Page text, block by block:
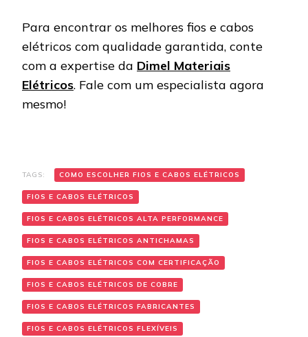
Para encontrar os melhores fios e cabos
elétricos com qualidade garantida, conte
com a expertise da Dimel Materiais
Elétricos. Fale com um especialista agora
mesmo!
TAGS: COMO ESCOLHER FIOS E CABOS ELÉTRICOS
FIOS E CABOS ELÉTRICOS
FIOS E CABOS ELÉTRICOS ALTA PERFORMANCE
FIOS E CABOS ELÉTRICOS ANTICHAMAS
FIOS E CABOS ELÉTRICOS COM CERTIFICAÇÃO
FIOS E CABOS ELÉTRICOS DE COBRE
FIOS E CABOS ELÉTRICOS FABRICANTES
FIOS E CABOS ELÉTRICOS FLEXÍVEIS